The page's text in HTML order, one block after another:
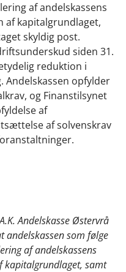
af andelskassens
af kapitalgrundlaget,
skyldig post.
siden 31.
reduktion i
Andelskassen opfylder
og Finanstilsynet
af
af solvenskrav
Andelskasse Østervrå
andelskassen som følge
af andelskassens
kapitalgrundlaget, samt